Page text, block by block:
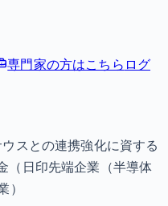
専門家の方はこちら ログ
スとの連携強化に資する
（日印先端企業（半導体
）